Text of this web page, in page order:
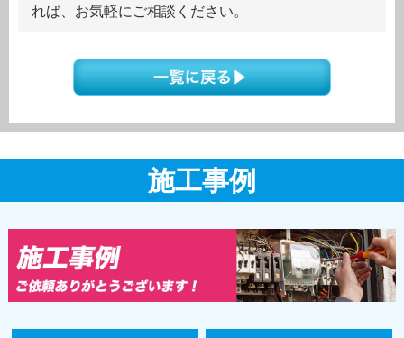
れば、お気軽にご相談ください。
施工事例